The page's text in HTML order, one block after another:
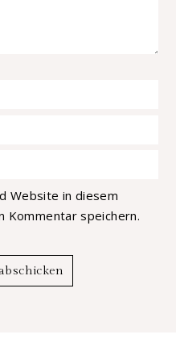
Website in diesem
Kommentar speichern.